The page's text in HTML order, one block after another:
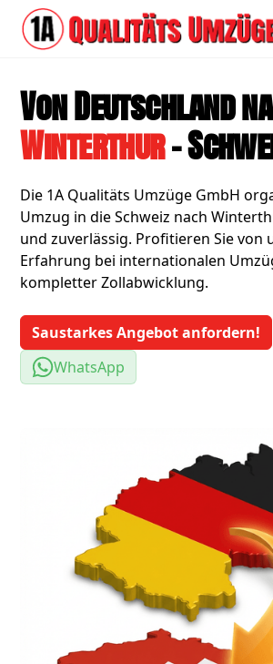
Von Deutschland
Winterthur-
Die 1A Qualitäts Umzüge GmbH
Umzug in die Schweiz nach
und zuverlässig. Profitieren Sie von
Erfahrung bei internationalen
kompletter Zollabwicklung.
Saustarkes Angebot anfordern!
WhatsApp